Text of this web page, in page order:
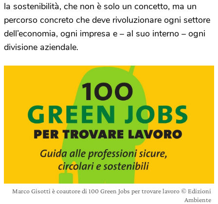
la sostenibilità, che non è solo un concetto, ma un
percorso concreto che deve rivoluzionare ogni settore
dell’economia, ogni impresa e – al suo interno – ogni
divisione aziendale.
Marco Gisotti è coautore di 100 Green Jobs per trovare lavoro © Edizioni
Ambiente